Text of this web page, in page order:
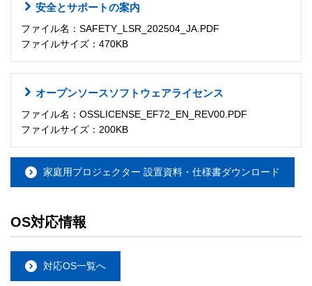
安全とサポートの案内
ファイル名：SAFETY_LSR_202504_JA.PDF
ファイルサイズ：470KB
オープンソースソフトウェアライセンス
ファイル名：OSSLICENSE_EF72_EN_REV00.PDF
ファイルサイズ：200KB
家庭用プロジェクター 設置資料・仕様書ダウンロード
OS対応情報
対応OS一覧へ